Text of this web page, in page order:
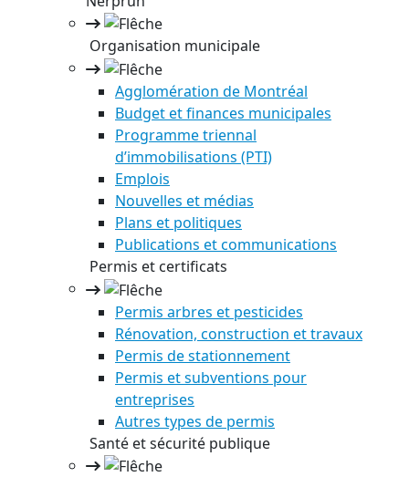
Organisation municipale
Agglomération de Montréal
Budget et finances municipales
Programme triennal
d’immobilisations (PTI)
Emplois
Nouvelles et médias
Plans et politiques
Publications et communications
Permis et certificats
Permis arbres et pesticides
Rénovation, construction et travaux
Permis de stationnement
Permis et subventions pour
entreprises
Autres types de permis
Santé et sécurité publique